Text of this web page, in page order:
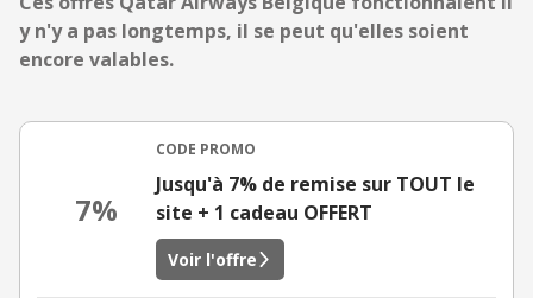
y n'y a pas longtemps, il se peut qu'elles soient
encore valables.
7%
CODE PROMO
Jusqu'à 7% de remise sur TOUT le
site + 1 cadeau OFFERT
Voir l'offre